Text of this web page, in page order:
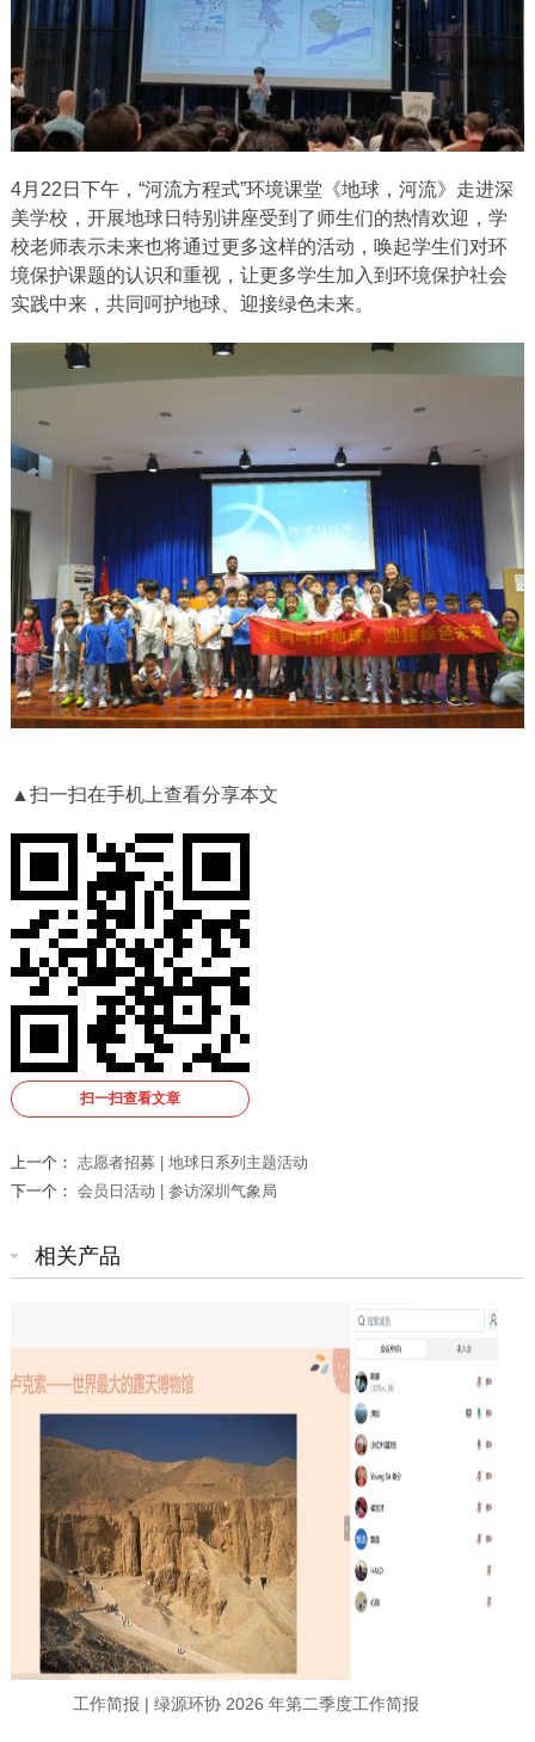
4月22日下午，“河流方程式”环境课堂《地球，河流》走进深
美学校，开展地球日特别讲座受到了师生们的热情欢迎，学
校老师表示未来也将通过更多这样的活动，唤起学生们对环
境保护课题的认识和重视，让更多学生加入到环境保护社会
实践中来，共同呵护地球、迎接绿色未来。
▲扫一扫在手机上查看分享本文
扫一扫查看文章
上一个： 志愿者招募 | 地球日系列主题活动
下一个： 会员日活动 | 参访深圳气象局
相关产品
工作简报 | 绿源环协 2026 年第二季度工作简报